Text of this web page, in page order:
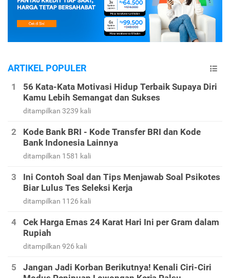
ARTIKEL POPULER
56 Kata-Kata Motivasi Hidup Terbaik Supaya Diri
Kamu Lebih Semangat dan Sukses
ditampilkan 3239 kali
Kode Bank BRI - Kode Transfer BRI dan Kode
Bank Indonesia Lainnya
ditampilkan 1581 kali
Ini Contoh Soal dan Tips Menjawab Soal Psikotes
Biar Lulus Tes Seleksi Kerja
ditampilkan 1126 kali
Cek Harga Emas 24 Karat Hari Ini per Gram dalam
Rupiah
ditampilkan 926 kali
Jangan Jadi Korban Berikutnya! Kenali Ciri-Ciri